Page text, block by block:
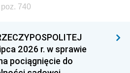
740
2026 r. w sprawie
pociągnięcie do